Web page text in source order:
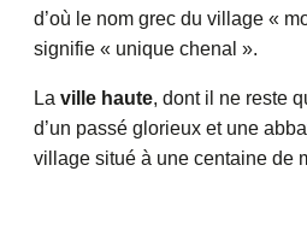
d’où le nom grec du village «
signifie « unique chenal ».
La ville haute, dont il ne reste
d’un passé glorieux et une
village situé à une centaine de